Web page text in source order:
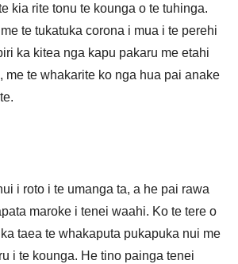
kia rite tonu te kounga o te tuhinga.
te tukatuka corona i mua i te perehi
ka kitea nga kapu pakaru me etahi
me te whakarite ko nga hua pai anake
i roto i te umanga ta, a he pai rawa
maroke i tenei waahi. Ko te tere o
taea te whakaputa pukapuka nui me
i te kounga. He tino painga tenei